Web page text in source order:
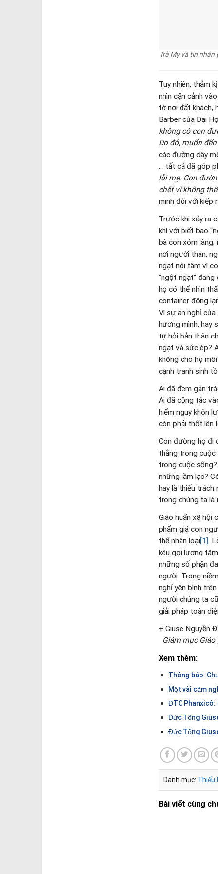
cạnh tranh sinh
Ai đã cộng tác
hiểm nguy khôn
còn phải thốt lên
Con đường họ đi
thẳng trong cuộc
trong cuộc
những lầm lạc?
hay là thiếu trách
trong chúng ta là
Giáo huấn xã hội
thể nhân loại[1].
kêu gọi lương
những số phận
người. Trong
nghỉ yên bình
người chúng ta
giải pháp toàn
+ Giuse Nguyễn
Giám mục Giáo
Xem thêm:
Thông báo:
Một vài cảm
ĐTC Phanxicô:
Đức Tổng
Đức Tổng
Danh mục: Thiếu
Bài viết cùng
Chủ nhân quan
dưới nhà thờ Đức
Báo VnExpress
Giáo xứ Hải Nạp:
báo Tin Mừng
Giới trẻ Giáo xứ
nguyện Taizé tại